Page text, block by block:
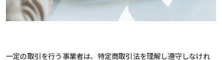
一定の取引を行う事業者は、特定商取引法を理解し遵守しなけれ